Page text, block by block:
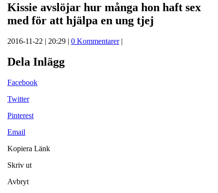
Kissie avslöjar hur många hon haft sex
med för att hjälpa en ung tjej
2016-11-22 | 20:29 | 0 Kommentarer|
Dela Inlägg
Facebook
Twitter
Pinterest
Email
Kopiera Länk
Skriv ut
Avbryt